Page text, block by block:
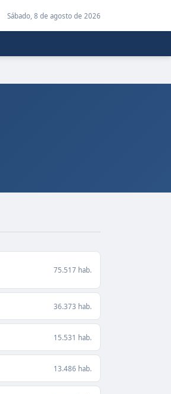
Sábado, 8 de agosto de 2026
75.517 hab.
36.373 hab.
15.531 hab.
13.486 hab.